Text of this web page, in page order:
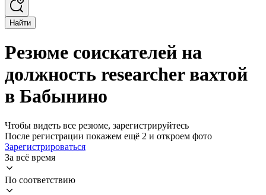
Найти
Резюме соискателей на
должность researcher вахтой
в Бабынино
Чтобы видеть все резюме, зарегистрируйтесь
После регистрации покажем ещё 2 и откроем фото
Зарегистрироваться
За всё время
По соответствию